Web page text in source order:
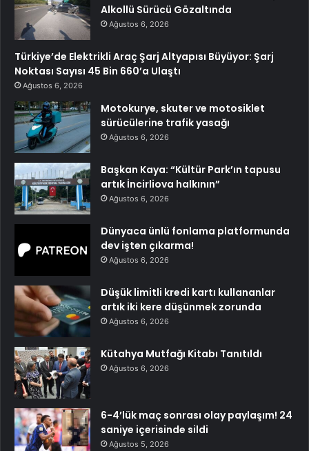
Alkollü Sürücü Gözaltında
Ağustos 6, 2026
Türkiye’de Elektrikli Araç Şarj Altyapısı Büyüyor: Şarj
Noktası Sayısı 45 Bin 660’a Ulaştı
Ağustos 6, 2026
Motokurye, skuter ve motosiklet
sürücülerine trafik yasağı
Ağustos 6, 2026
Başkan Kaya: “Kültür Park’ın tapusu
artık İncirliova halkının”
Ağustos 6, 2026
Dünyaca ünlü fonlama platformunda
dev işten çıkarma!
Ağustos 6, 2026
Düşük limitli kredi kartı kullananlar
artık iki kere düşünmek zorunda
Ağustos 6, 2026
Kütahya Mutfağı Kitabı Tanıtıldı
Ağustos 6, 2026
6-4’lük maç sonrası olay paylaşım! 24
saniye içerisinde sildi
Ağustos 5, 2026